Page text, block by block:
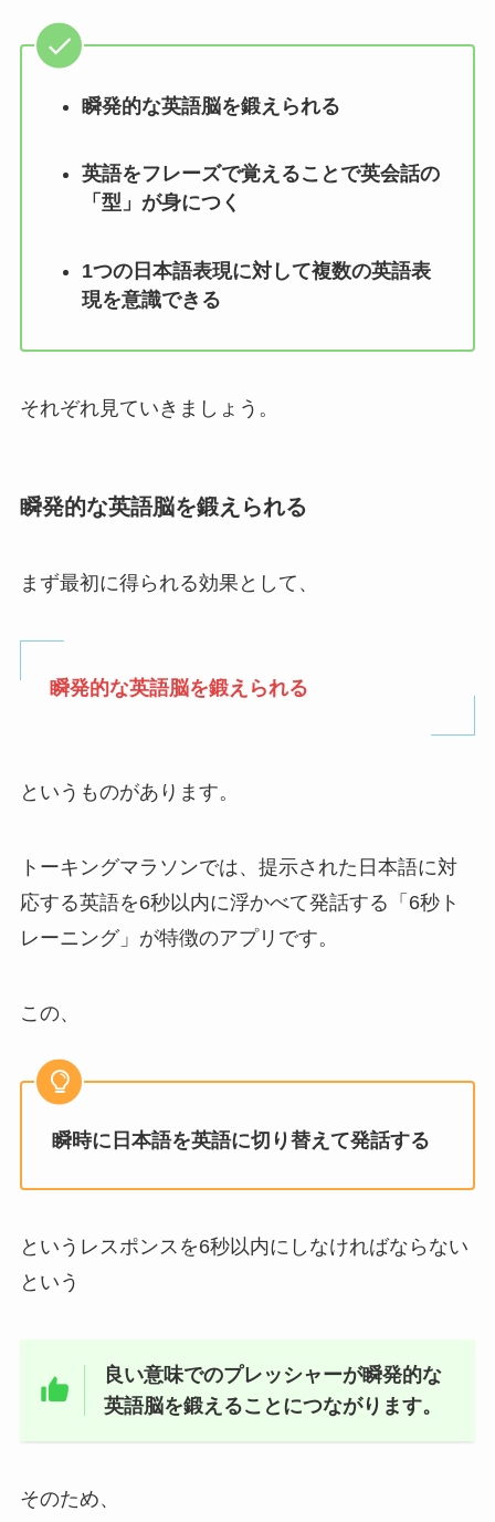
瞬発的な英語脳を鍛えられる
英語をフレーズで覚えることで英会話の
「型」が身につく
1つの日本語表現に対して複数の英語表
現を意識できる
それぞれ見ていきましょう。
瞬発的な英語脳を鍛えられる
まず最初に得られる効果として、
瞬発的な英語脳を鍛えられる
というものがあります。
トーキングマラソンでは、提示された日本語に対
応する英語を6秒以内に浮かべて発話する「6秒ト
レーニング」が特徴のアプリです。
この、
瞬時に日本語を英語に切り替えて発話する
というレスポンスを6秒以内にしなければならない
という
良い意味でのプレッシャーが瞬発的な
英語脳を鍛えることにつながります。
そのため、